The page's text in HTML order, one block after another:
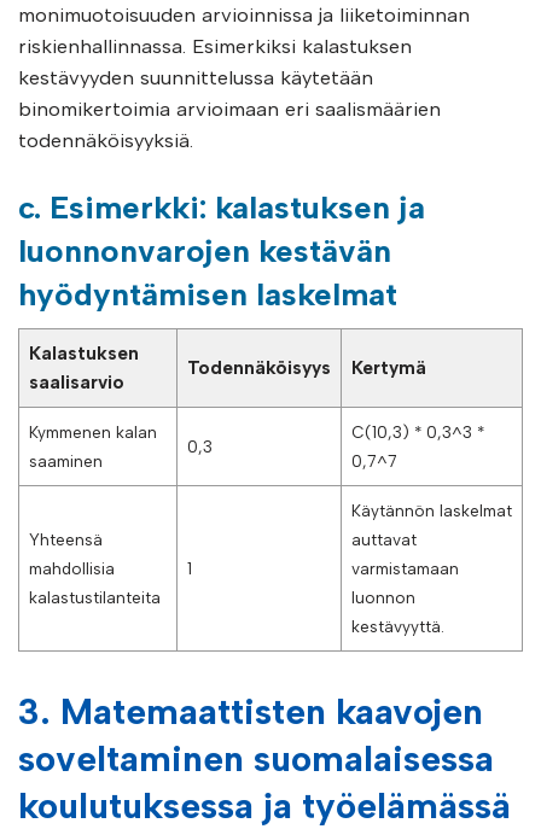
monimuotoisuuden arvioinnissa ja liiketoiminnan
riskienhallinnassa. Esimerkiksi kalastuksen
kestävyyden suunnittelussa käytetään
binomikertoimia arvioimaan eri saalismäärien
todennäköisyyksiä.
c. Esimerkki: kalastuksen ja
luonnonvarojen kestävän
hyödyntämisen laskelmat
Kalastuksen
saalisarvio
Todennäköisyys Kertymä
Kymmenen kalan
saaminen
0,3
C(10,3) * 0,3^3 *
0,7^7
Yhteensä
mahdollisia
kalastustilanteita
1
Käytännön laskelmat
auttavat
varmistamaan
luonnon
kestävyyttä.
3. Matemaattisten kaavojen
soveltaminen suomalaisessa
koulutuksessa ja työelämässä